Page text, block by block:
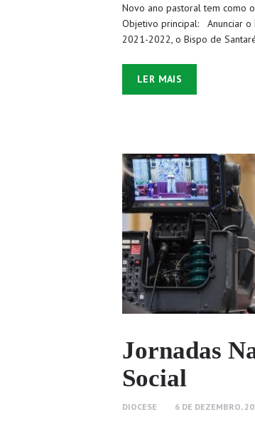
Novo ano pastoral tem como
Objetivo principal: Anunciar o
2021-2022, o Bispo de
LER MAIS
Jornadas
Social
DIOCESE 6 DE DEZEMBRO,